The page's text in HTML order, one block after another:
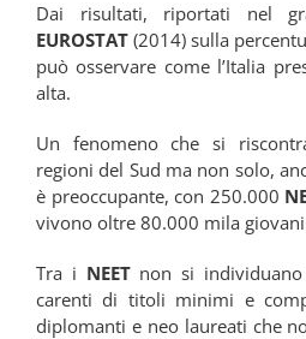
Dai risultati, riportati nel
EUROSTAT (2014) sulla
può osservare come l’Italia
alta.
Un fenomeno che si
regioni del Sud ma non solo,
è preoccupante, con 250.000
vivono oltre 80.000 mila
Tra i NEETnon si
carenti di titoli minimi e
diplomanti e neo laureati che